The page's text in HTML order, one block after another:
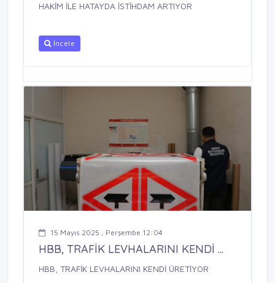
HAKİM İLE HATAYDA İSTİHDAM ARTIYOR
İncele
15 Mayıs 2025 , Perşembe 12:04
HBB, TRAFİK LEVHALARINI KENDİ ...
HBB, TRAFİK LEVHALARINI KENDİ ÜRETİYOR